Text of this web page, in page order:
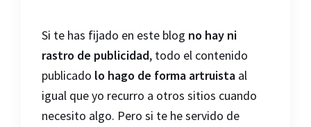
Si te has fijado en este blog no hay ni
rastro de publicidad, todo el contenido
publicado lo hago de forma artruista al
igual que yo recurro a otros sitios cuando
necesito algo. Pero si te he servido de